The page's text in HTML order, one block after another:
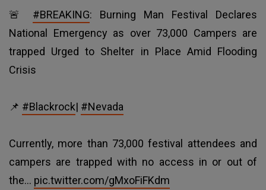
🚨 #BREAKING: Burning Man Festival Declares
National Emergency as over 73,000 Campers are
trapped Urged to Shelter in Place Amid Flooding
Crisis
📌 #Blackrock| #Nevada
Currently, more than 73,000 festival attendees and
campers are trapped with no access in or out of
the… pic.twitter.com/gMxoFiFKdm